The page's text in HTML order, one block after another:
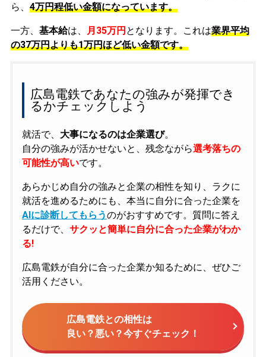
ら、 4万円程低い金額になっています。
一方、 基本給は、 月35万円 となります。これは業界平均
の37万円よりも1万円ほど低い金額です。
広島電鉄であなたの強みが発揮でき
るかチェックしよう
就活で、 大事になるのは企業選び。
自分の強みが活かせないと、残念ながら選考落ちの
可能性が高いです。
あらかじめ自分の強みと企業の相性を知り、ラクに
就活を進めるためにも、本当に自分に合った企業を
AIに診断してもらうのがおすすめです。質問に答え
るだけで、 サクッと簡単に自分に合った企業がわか
る!
広島電鉄が自分に合った企業か知るために、ぜひご
活用ください。
広島電鉄との相性は
良い？悪い？今すぐチェック！